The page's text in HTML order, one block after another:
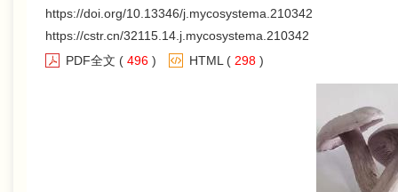
https://doi.org/10.13346/j.mycosystema.210342
https://cstr.cn/32115.14.j.mycosystema.210342
PDF全文 ( 496 ) HTML ( 298 )